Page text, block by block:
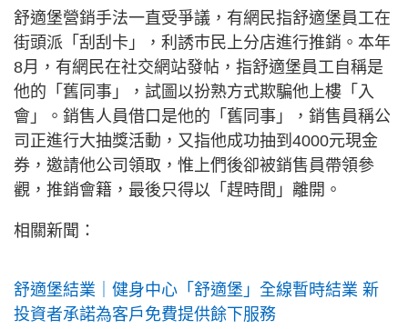
舒適堡營銷手法一直受爭議，有網民指舒適堡員工在
街頭派「刮刮卡」，利誘巿民上分店進行推銷。本年
8月，有網民在社交網站發帖，指舒適堡員工自稱是
他的「舊同事」，試圖以扮熟方式欺騙他上樓「入
會」。銷售人員借口是他的「舊同事」，銷售員稱公
司正進行大抽獎活動，又指他成功抽到4000元現金
券，邀請他公司領取，惟上們後卻被銷售員帶領參
觀，推銷會籍，最後只得以「趕時間」離開。
相關新聞：
舒適堡結業｜健身中心「舒適堡」全線暫時結業 新
投資者承諾為客戶免費提供餘下服務